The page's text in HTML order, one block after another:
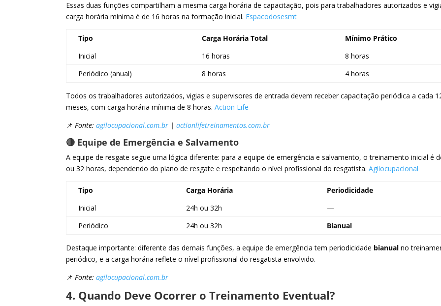
Essas duas funções compartilham a mesma carga horária de capacitação, pois para trabalhadores autorizados e
carga horária mínima é de 16 horas na formação inicial. Espacodosesmt
Tipo Carga Horária Total
Mínimo Prático
Inicial
16 horas
8 horas
Periódico (anual)
8 horas 4 horas
Todos os trabalhadores autorizados, vigias e supervisores de entrada devem receber capacitação periódica a cada
meses, com carga horária mínima de 8 horas. Action Life
📌Fonte: agilocupacional.com.br | actionlifetreinamentos.com.br
🔴 Equipe de Emergência e Salvamento
A equipe de resgate segue uma lógica diferente: para a equipe de emergência e salvamento, o treinamento inicial é
ou 32 horas, dependendo do plano de resgate e respeitando o nível profissional do resgatista. Agilocupacional
Tipo Carga Horária
Periodicidade
Inicial
24h ou 32h
—
Periódico
24h ou 32h Bianual
Destaque importante: diferente das demais funções, a equipe de emergência tem periodicidade bianual no
periódico, e a carga horária reflete o nível profissional do resgatista envolvido.
📌Fonte: agilocupacional.com.br
4. Quando Deve Ocorrer o Treinamento Eventual?